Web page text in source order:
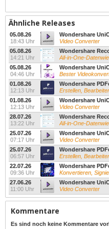
Ähnliche Releases
05.08.26
18:43 Uhr
Wondershare
Video Converter
05.08.26
14:21 Uhr
Wondershare
All-in-One-
05.08.26
04:46 Uhr
Wondershare
Bester
01.08.26
12:13 Uhr
Wondershare
Erstellen,
01.08.26
12:13 Uhr
Wondershare
Video Converter
28.07.26
13:22 Uhr
Wondershare
All-in-One-
25.07.26
07:17 Uhr
Wondershare
Video Converter
25.07.26
06:57 Uhr
Wondershare
Erstellen,
22.07.26
09:36 Uhr
Wondershare
Konvertieren,
27.06.26
11:00 Uhr
Wondershare
Video Converter
Kommentare
Es sind noch keine Kommentare